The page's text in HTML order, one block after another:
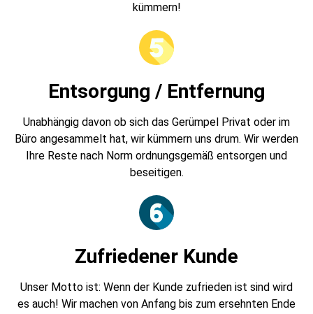
kümmern!
Entsorgung / Entfernung
Unabhängig davon ob sich das Gerümpel Privat oder im
Büro angesammelt hat, wir kümmern uns drum. Wir werden
Ihre Reste nach Norm ordnungsgemäß entsorgen und
beseitigen.
Zufriedener Kunde
Unser Motto ist: Wenn der Kunde zufrieden ist sind wird
es auch! Wir machen von Anfang bis zum ersehnten Ende